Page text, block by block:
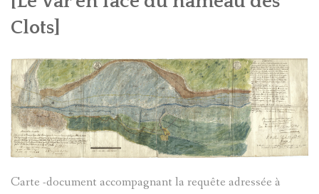
DANS
LE
VAL
Clots]
Carte -document accompagnant la requête adressée à